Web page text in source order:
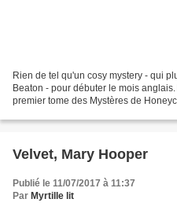
Rien de tel qu'un cosy mystery - qui
Beaton - pour débuter le mois
premier tome des Mystères de
Velvet, Mary Hooper
Publié le 11/07/2017 à 11:37
Par Myrtille lit